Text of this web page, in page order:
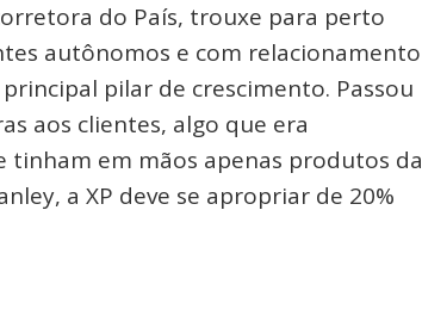
do País, trouxe para perto
autônomos e com relacionamento
pilar de crescimento. Passou
aos clientes, algo que era
em mãos apenas produtos da
a XP deve se apropriar de 20%